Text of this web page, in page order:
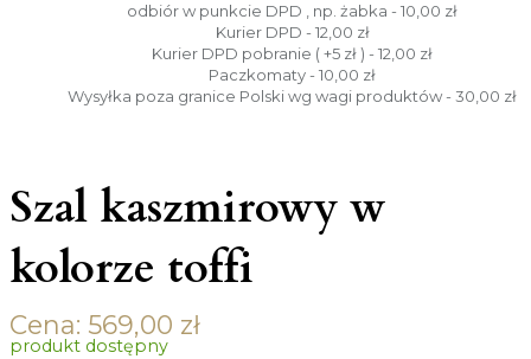
odbiór w punkcie DPD , np. żabka - 10,00 zł
Kurier DPD - 12,00 zł
Kurier DPD pobranie ( +5 zł ) - 12,00 zł
Paczkomaty - 10,00 zł
Wysyłka poza granice Polski wg wagi produktów - 30,00 zł
Szal kaszmirowy w
kolorze toffi
Cena: 569,00 zł
produkt dostępny